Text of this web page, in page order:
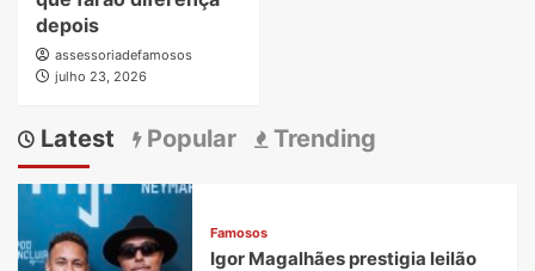
depois
assessoriadefamosos
julho 23, 2026
Latest Popular Trending
Famosos
Igor Magalhães prestigia leilão